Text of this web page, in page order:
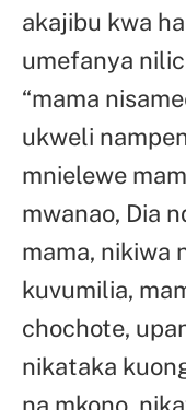
akajibu kwa
umefanya
“mama
ukweli
mnielewe
mwanao, Dia
mama, nikiwa
kuvumilia,
chochote,
nikataka
na mkono,